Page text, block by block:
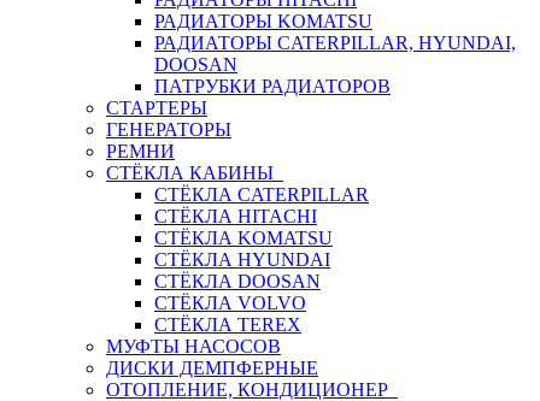
РАДИАТОРЫ KOMATSU
РАДИАТОРЫ CATERPILLAR, HYUNDAI,
DOOSAN
ПАТРУБКИ РАДИАТОРОВ
СТАРТЕРЫ
ГЕНЕРАТОРЫ
РЕМНИ
СТЁКЛА КАБИНЫ
СТЁКЛА CATERPILLAR
СТЁКЛА HITACHI
СТЁКЛА KOMATSU
СТЁКЛА HYUNDAI
СТЁКЛА DOOSAN
СТЁКЛА VOLVO
СТЁКЛА TEREX
МУФТЫ НАСОСОВ
ДИСКИ ДЕМПФЕРНЫЕ
ОТОПЛЕНИЕ, КОНДИЦИОНЕР